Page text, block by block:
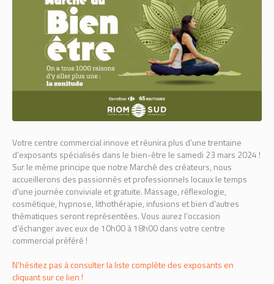
Votre centre commercial innove et réunira plus d’une trentaine
d’exposants spécialisés dans le bien-être le samedi 23 mars 2024 !
Sur le même principe que notre Marché des créateurs, nous
accueillerons des passionnés et professionnels locaux le temps
d’une journée conviviale et gratuite. Massage, réflexologie,
cosmétique, hypnose, lithothérapie, infusions et bien d’autres
thématiques seront représentées. Vous aurez l’occasion
d’échanger avec eux de 10h00 à 18h00 dans votre centre
commercial préféré !
N’hésitez pas à consulter la liste complète des exposants en
cliquant sur ce lien !